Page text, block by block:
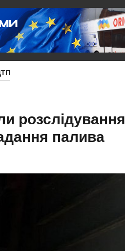
розслідування
палива